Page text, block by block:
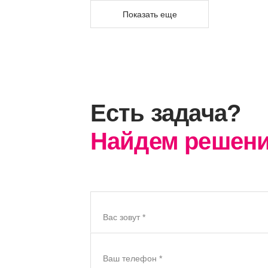
Показать еще
Есть задача?
Найдем
Вас зовут *
Ваш телефон *